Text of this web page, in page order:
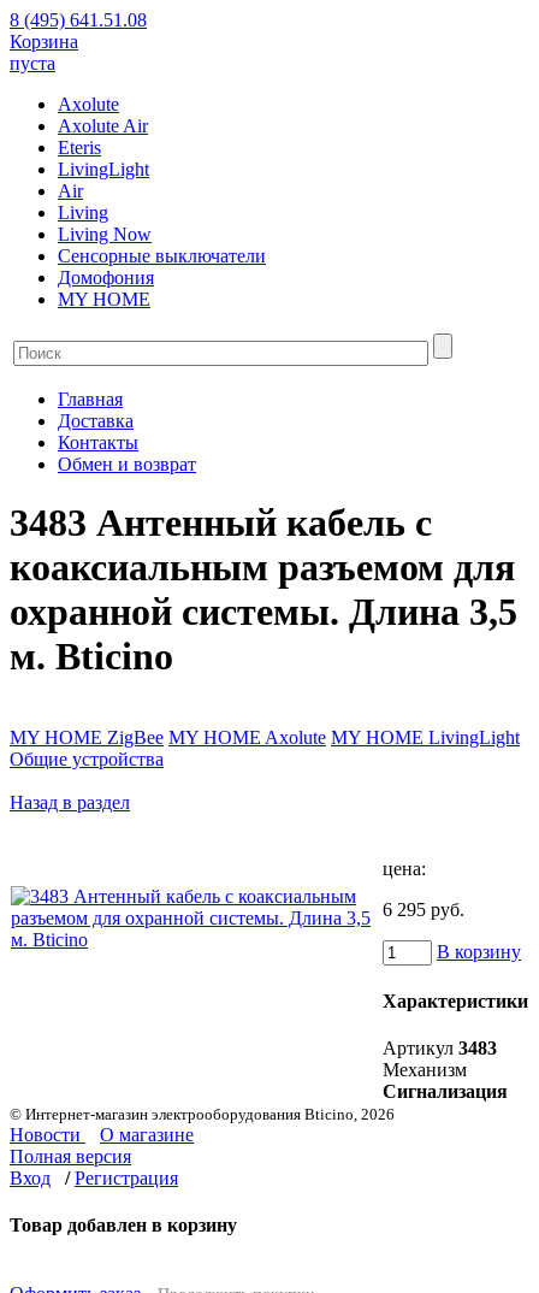
8 (495) 641.51.08
Корзина
пуста
Axolute
Axolute Air
Eteris
LivingLight
Air
Living
Living Now
Сенсорные выключатели
Домофония
MY HOME
Главная
Доставка
Контакты
Обмен и возврат
3483 Антенный кабель с
коаксиальным разъемом для
охранной системы. Длина 3,5
м. Bticino
MY HOME ZigBee MY HOME Axolute MY HOME LivingLight
Общие устройства
Назад в раздел
цена:
6 295 руб.
В корзину
Характеристики
Артикул 3483
Механизм
Сигнализация
© Интернет-магазин электрооборудования Bticino, 2026
Новости
О магазине
Полная версия
Вход
/ Регистрация
Товар добавлен в корзину